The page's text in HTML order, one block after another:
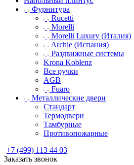
Фурнитура
Rucetti
Morelli
Morelli Luxury (Италия)
Archie (Испания)
Раздвижные системы
Krona Koblenz
Все ручки
AGB
Fuaro
Металлические двери
Стандарт
Термодвери
Тамбурные
Противопожарные
+7 (499) 113 44 03
Заказать звонок